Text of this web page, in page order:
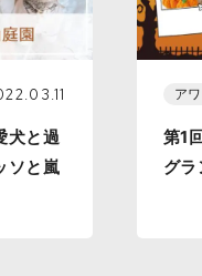
犬と過
ソと嵐
ア
第1
グ